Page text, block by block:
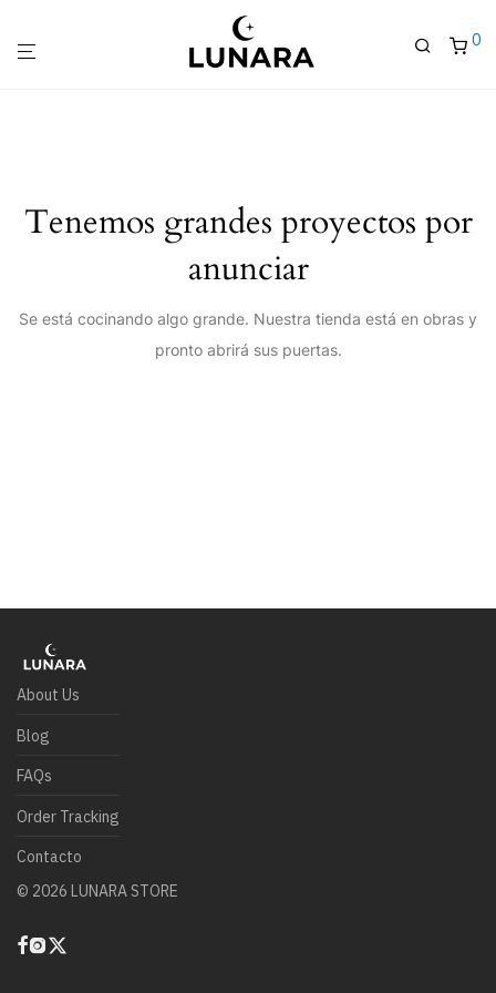
0
Tenemos grandes proyectos por
anunciar
Se está cocinando algo grande. Nuestra tienda está en obras y
pronto abrirá sus puertas.
About Us
Blog
FAQs
Order Tracking
Contacto
© 2026 LUNARA STORE